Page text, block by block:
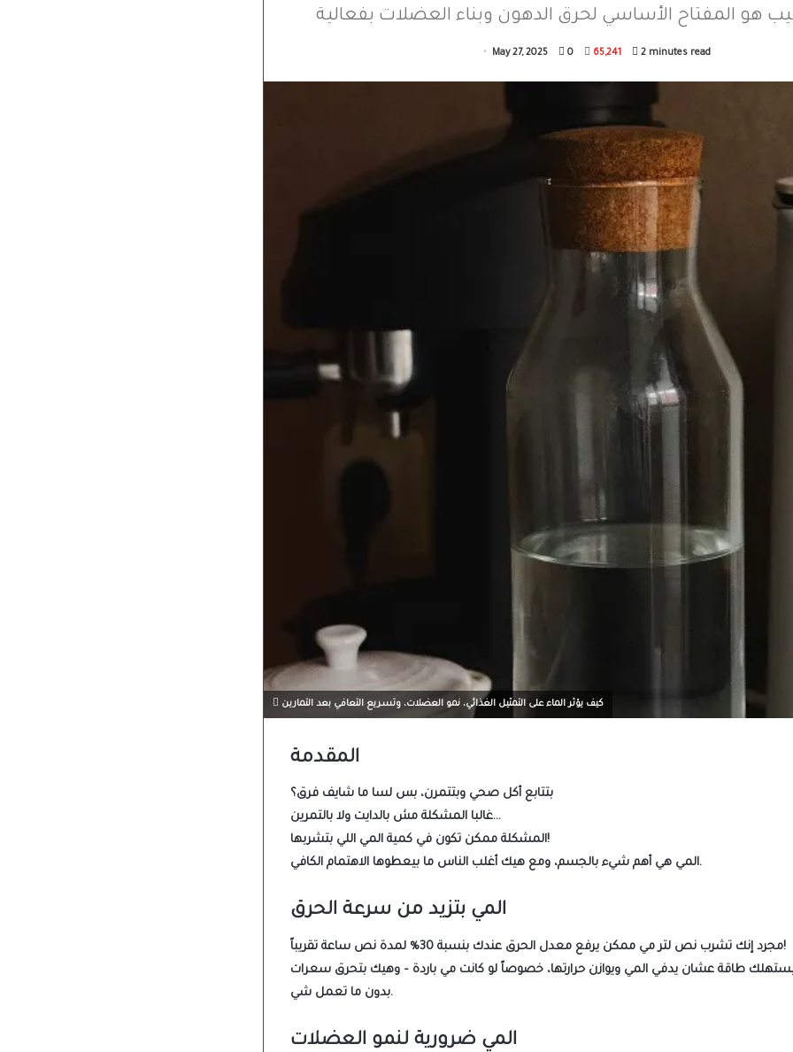
هو المفتاح الأساسي لحرق الدهون وبناء العضلات بفعالية
May 27, 2025 0 65,241 2 minutes read
كيف يؤثر الماء على التمثيل الغذائي، نمو العضلات، وتسريع التعافي بعد التمارين
المقدمة
بتتابع أكل صحي وبتتمرن، بس لسا ما شايف فرق؟
غالبا المشكلة مش بالدايت ولا بالتمرين…
المشكلة ممكن تكون في كمية المي
اللي بتشربها!
المي هي أهم شيء بالجسم، ومع هيك أغلب الناس ما بيعطوها الاهتمام الكافي.
المي بتزيد من سرعة الحرق
مجرد إنك تشرب نص لتر مي ممكن يرفع معدل الحرق عندك بنسبة 30%
لمدة نص ساعة تقريباً!
طاقة عشان يدفي المي ويوازن حرارتها، خصوصاً لو كانت مي باردة – وهيك بتحرق سعرات
بدون ما تعمل شي.
المي ضرورية لنمو العضلات